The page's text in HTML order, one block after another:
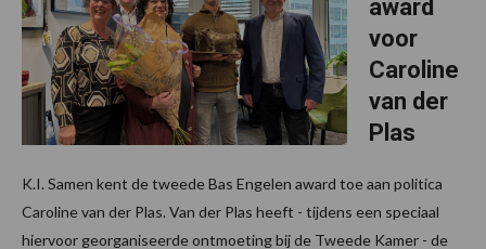
award
voor
Caroline
van der
Plas
K.I. Samen kent de tweede Bas Engelen award toe aan politica
Caroline van der Plas. Van der Plas heeft - tijdens een speciaal
hiervoor georganiseerde ontmoeting bij de Tweede Kamer - de